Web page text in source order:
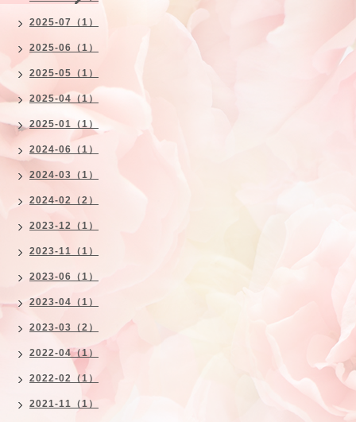
2025-07（1）
2025-06（1）
2025-05（1）
2025-04（1）
2025-01（1）
2024-06（1）
2024-03（1）
2024-02（2）
2023-12（1）
2023-11（1）
2023-06（1）
2023-04（1）
2023-03（2）
2022-04（1）
2022-02（1）
2021-11（1）